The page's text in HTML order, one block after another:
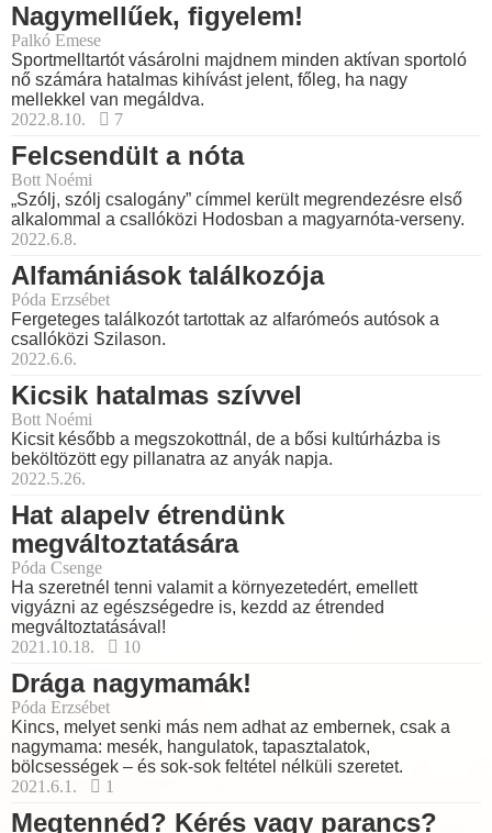
Nagymellűek, figyelem!
Palkó Emese
Sportmelltartót vásárolni majdnem minden aktívan sportoló
nő számára hatalmas kihívást jelent, főleg, ha nagy
mellekkel van megáldva.
2022.8.10.
7
Felcsendült a nóta
Bott Noémi
„Szólj, szólj csalogány” címmel került megrendezésre első
alkalommal a csallóközi Hodosban a magyarnóta-verseny.
2022.6.8.
Alfamániások találkozója
Póda Erzsébet
Fergeteges találkozót tartottak az alfarómeós autósok a
csallóközi Szilason.
2022.6.6.
Kicsik hatalmas szívvel
Bott Noémi
Kicsit később a megszokottnál, de a bősi kultúrházba is
beköltözött egy pillanatra az anyák napja.
2022.5.26.
Hat alapelv étrendünk
megváltoztatására
Póda Csenge
Ha szeretnél tenni valamit a környezetedért, emellett
vigyázni az egészségedre is, kezdd az étrended
megváltoztatásával!
2021.10.18.
10
Drága nagymamák!
Póda Erzsébet
Kincs, melyet senki más nem adhat az embernek, csak a
nagymama: mesék, hangulatok, tapasztalatok,
bölcsességek – és sok-sok feltétel nélküli szeretet.
2021.6.1.
1
Megtennéd? Kérés vagy parancs?